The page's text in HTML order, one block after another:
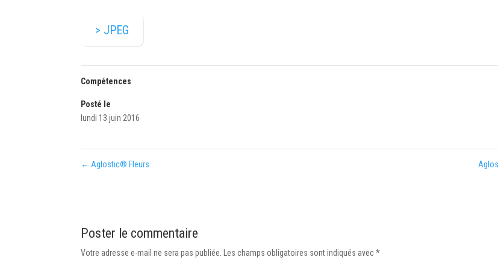
> JPEG
Compétences
Posté le
lundi 13 juin 2016
← Aglostic® Fleurs
Poster le commentaire
Votre adresse e-mail ne sera pas publiée. Les champs obligatoires sont indiqués avec*